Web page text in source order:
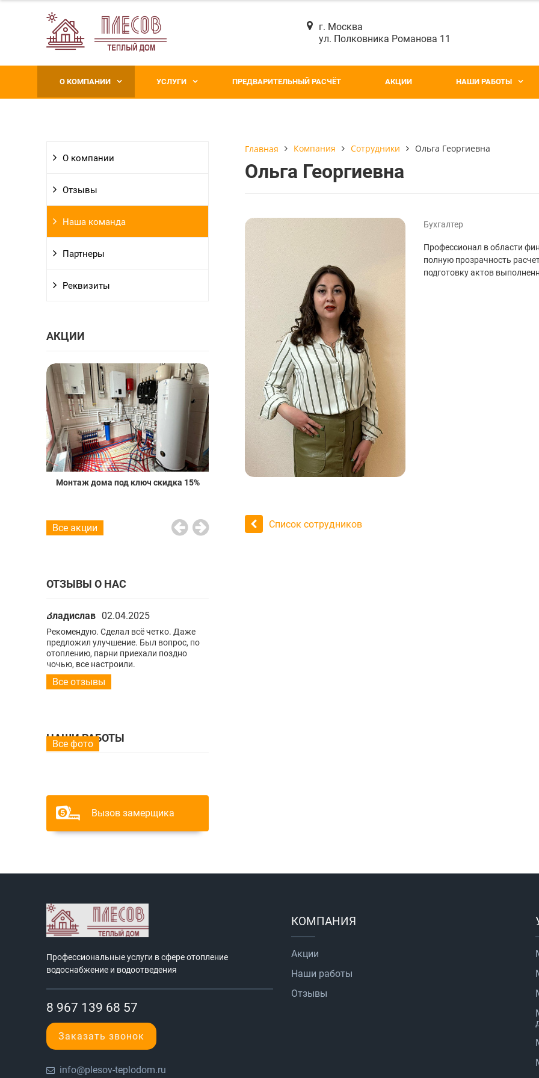
г. Москва
ул. Полковника Романова 11
О КОМПАНИИ УСЛУГИ ПРЕДВАРИТЕЛЬНЫЙ РАСЧЁТ АКЦИИ НАШИ РАБОТЫ
О компании
Отзывы
Наша команда
Партнеры
Реквизиты
АКЦИИ
Монтаж дома под ключ скидка 15%
Все акции
ОТЗЫВЫ О НАС
Владислав 02.04.2025
Рекомендую. Сделал всё четко. Даже
предложил улучшение. Был вопрос, по
отоплению, парни приехали поздно
ночью, все настроили.
Все отзывы
НАШИ РАБОТЫ
Все фото
Вызов замерщика
Главная Компания Сотрудники Ольга Георгиевна
Ольга Георгиевна
Бухгалтер
Профессионал в области
полную прозрачность
подготовку актов
Список сотрудников
Профессиональные услуги в сфере отопление
водоснабжение и водоотведения
8 967 139 68 57
Заказать звонок
info@plesov-teplodom.ru
КОМПАНИЯ
Акции
Наши работы
Отзывы